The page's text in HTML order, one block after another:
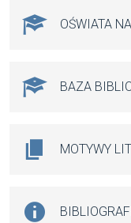
OŚWIATA
BAZA
MOTYWY